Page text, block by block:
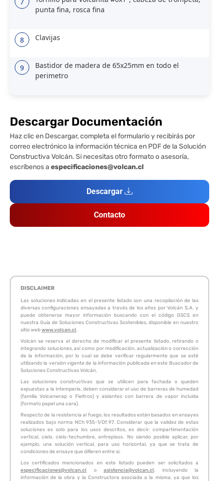
punta fina, rosca fina
8 Clavijas
9
Bastidor de madera de 65x25mm en todo el
perimetro
Descargar Documentación
Haz clic en Descargar, completa el formulario y recibirás por
correo electrónico la información técnica en PDF de la Solución
Constructiva Volcán. Si necesitas otro formato o asesoría,
escríbenos a especificaciones@volcan.cl
Descargar
Contacto
DISCLAIMER
Las soluciones indicadas en el presente listado son una recopilación de las
diversas configuraciones ensayadas a través de los años por Volcán S.A. y
puede obtenerse mayor información buscando con el código GSCS en
nuestra Guía de Soluciones Constructivas Sostenibles, disponible en nuestro
sitio webwww.volcan.cl.
Volcán se reserva el derecho de modificar el presente listado, retirando o
integrando soluciones, así como por modificación, actualización o corrección
de la información, por lo cual se debe verificar regularmente que se esté
utilizando la versión vigente de la información publicada en este Buscador de
Soluciones Constructivas Volcán.
Las soluciones constructivas que se utilicen para fachada o queden
expuestas a la intemperie, deben considerar el uso de barreras de humedad
(familia Volcanwrap o Fieltros) y aislantes con barrera de vapor incluida
(formato papel una cara).
Respecto de la resistencia al fuego, los resultados están basados en ensayes
realizados bajo norma NCh 935-1/Of.97. Considerar que la validez de estas
soluciones es solo para los usos descritos, es decir: compartimentación
vertical, cielo, cielo-techumbre, entrepisos. No siendo posible aplicar, por
ejemplo, una solución vertical, para uso horizontal, ya que se trata de
condiciones de ensaye que difieren entre si.
Los certificados mencionados en este listado pueden ser solicitados a
especificaciones@volcan.cl o asistencia@volcan.cl, incluyendo la
información de la obra y la Constructora asociada a la misma, ya que los